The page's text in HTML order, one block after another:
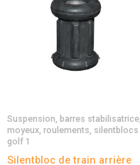
Suspension, barres stabilisatrice,
moyeux, roulements, silentblocs
golf 1
Silentbloc de train arrière